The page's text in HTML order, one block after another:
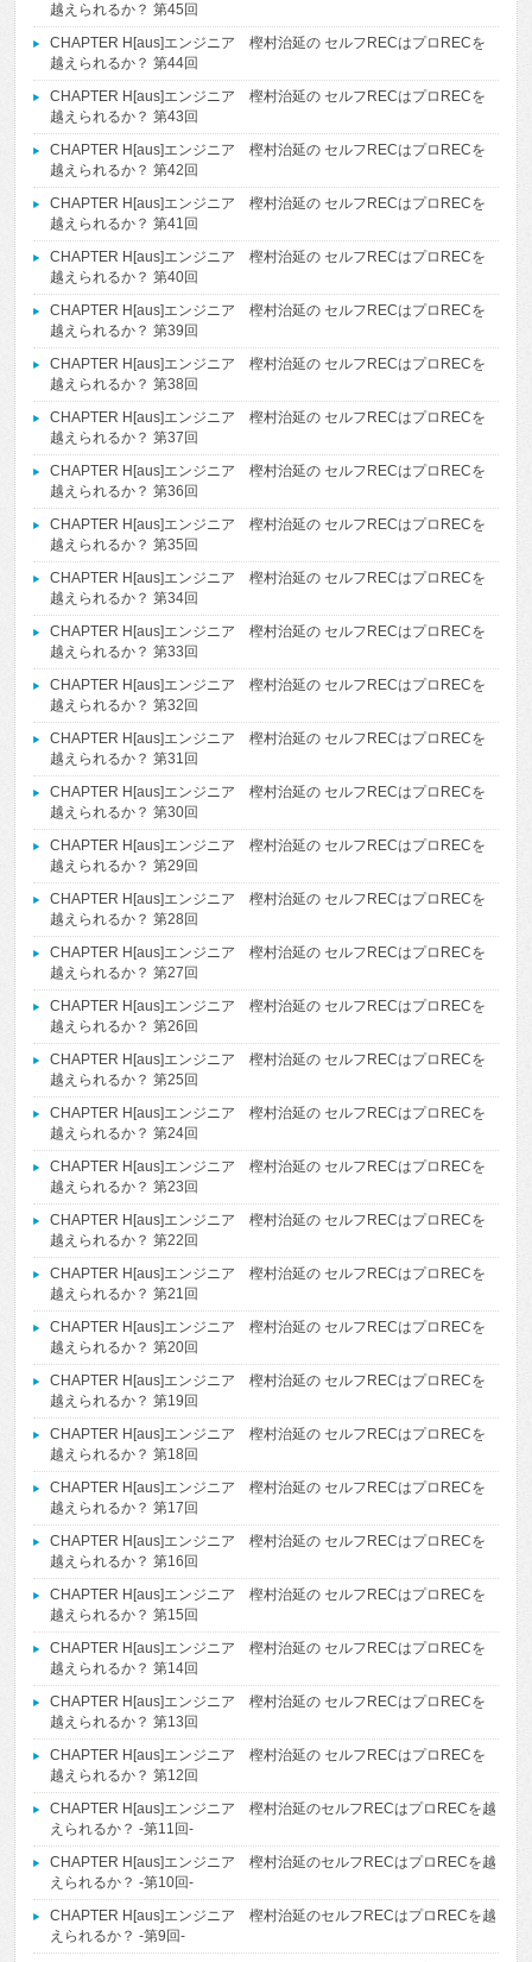
越えられるか？ 第45回
CHAPTER H[aus]エンジニア 樫村治延の セルフRECはプロRECを
越えられるか？ 第44回
CHAPTER H[aus]エンジニア 樫村治延の セルフRECはプロRECを
越えられるか？ 第43回
CHAPTER H[aus]エンジニア 樫村治延の セルフRECはプロRECを
越えられるか？ 第42回
CHAPTER H[aus]エンジニア 樫村治延の セルフRECはプロRECを
越えられるか？ 第41回
CHAPTER H[aus]エンジニア 樫村治延の セルフRECはプロRECを
越えられるか？ 第40回
CHAPTER H[aus]エンジニア 樫村治延の セルフRECはプロRECを
越えられるか？ 第39回
CHAPTER H[aus]エンジニア 樫村治延の セルフRECはプロRECを
越えられるか？ 第38回
CHAPTER H[aus]エンジニア 樫村治延の セルフRECはプロRECを
越えられるか？ 第37回
CHAPTER H[aus]エンジニア 樫村治延の セルフRECはプロRECを
越えられるか？ 第36回
CHAPTER H[aus]エンジニア 樫村治延の セルフRECはプロRECを
越えられるか？ 第35回
CHAPTER H[aus]エンジニア 樫村治延の セルフRECはプロRECを
越えられるか？ 第34回
CHAPTER H[aus]エンジニア 樫村治延の セルフRECはプロRECを
越えられるか？ 第33回
CHAPTER H[aus]エンジニア 樫村治延の セルフRECはプロRECを
越えられるか？ 第32回
CHAPTER H[aus]エンジニア 樫村治延の セルフRECはプロRECを
越えられるか？ 第31回
CHAPTER H[aus]エンジニア 樫村治延の セルフRECはプロRECを
越えられるか？ 第30回
CHAPTER H[aus]エンジニア 樫村治延の セルフRECはプロRECを
越えられるか？ 第29回
CHAPTER H[aus]エンジニア 樫村治延の セルフRECはプロRECを
越えられるか？ 第28回
CHAPTER H[aus]エンジニア 樫村治延の セルフRECはプロRECを
越えられるか？ 第27回
CHAPTER H[aus]エンジニア 樫村治延の セルフRECはプロRECを
越えられるか？ 第26回
CHAPTER H[aus]エンジニア 樫村治延の セルフRECはプロRECを
越えられるか？ 第25回
CHAPTER H[aus]エンジニア 樫村治延の セルフRECはプロRECを
越えられるか？ 第24回
CHAPTER H[aus]エンジニア 樫村治延の セルフRECはプロRECを
越えられるか？ 第23回
CHAPTER H[aus]エンジニア 樫村治延の セルフRECはプロRECを
越えられるか？ 第22回
CHAPTER H[aus]エンジニア 樫村治延の セルフRECはプロRECを
越えられるか？ 第21回
CHAPTER H[aus]エンジニア 樫村治延の セルフRECはプロRECを
越えられるか？ 第20回
CHAPTER H[aus]エンジニア 樫村治延の セルフRECはプロRECを
越えられるか？ 第19回
CHAPTER H[aus]エンジニア 樫村治延の セルフRECはプロRECを
越えられるか？ 第18回
CHAPTER H[aus]エンジニア 樫村治延の セルフRECはプロRECを
越えられるか？ 第17回
CHAPTER H[aus]エンジニア 樫村治延の セルフRECはプロRECを
越えられるか？ 第16回
CHAPTER H[aus]エンジニア 樫村治延の セルフRECはプロRECを
越えられるか？ 第15回
CHAPTER H[aus]エンジニア 樫村治延の セルフRECはプロRECを
越えられるか？ 第14回
CHAPTER H[aus]エンジニア 樫村治延の セルフRECはプロRECを
越えられるか？ 第13回
CHAPTER H[aus]エンジニア 樫村治延の セルフRECはプロRECを
越えられるか？ 第12回
CHAPTER H[aus]エンジニア 樫村治延のセルフRECはプロRECを越
えられるか？ -第11回-
CHAPTER H[aus]エンジニア 樫村治延のセルフRECはプロRECを越
えられるか？ -第10回-
CHAPTER H[aus]エンジニア 樫村治延のセルフRECはプロRECを越
えられるか？ -第9回-